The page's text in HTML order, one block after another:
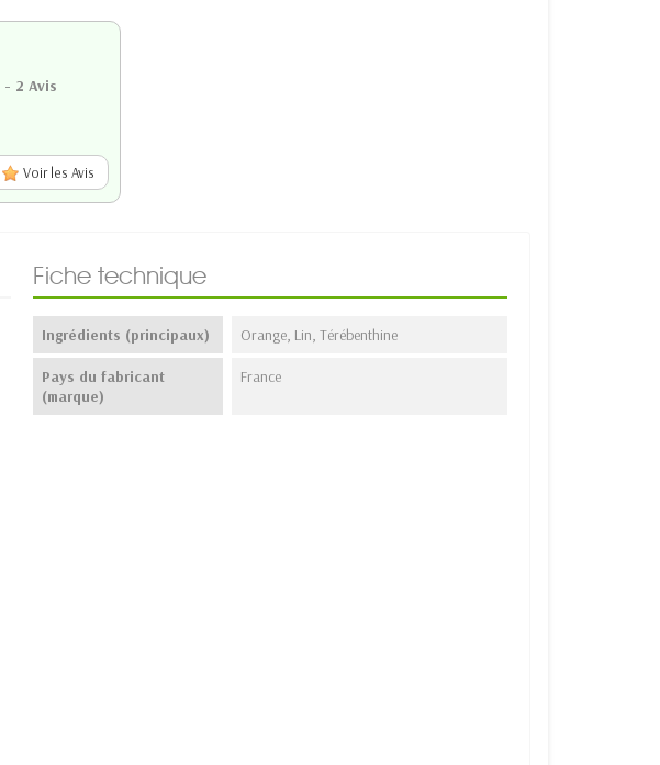
- 2 Avis
Voir les Avis
Fiche technique
Ingrédients (principaux) Orange, Lin, Térébenthine
Pays du fabricant
(marque)
France